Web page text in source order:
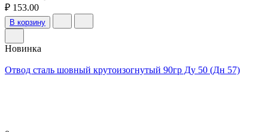
₽ 153.00
В корзину
Новинка
Отвод сталь шовный крутоизогнутый 90гр Ду 50 (Дн 57)